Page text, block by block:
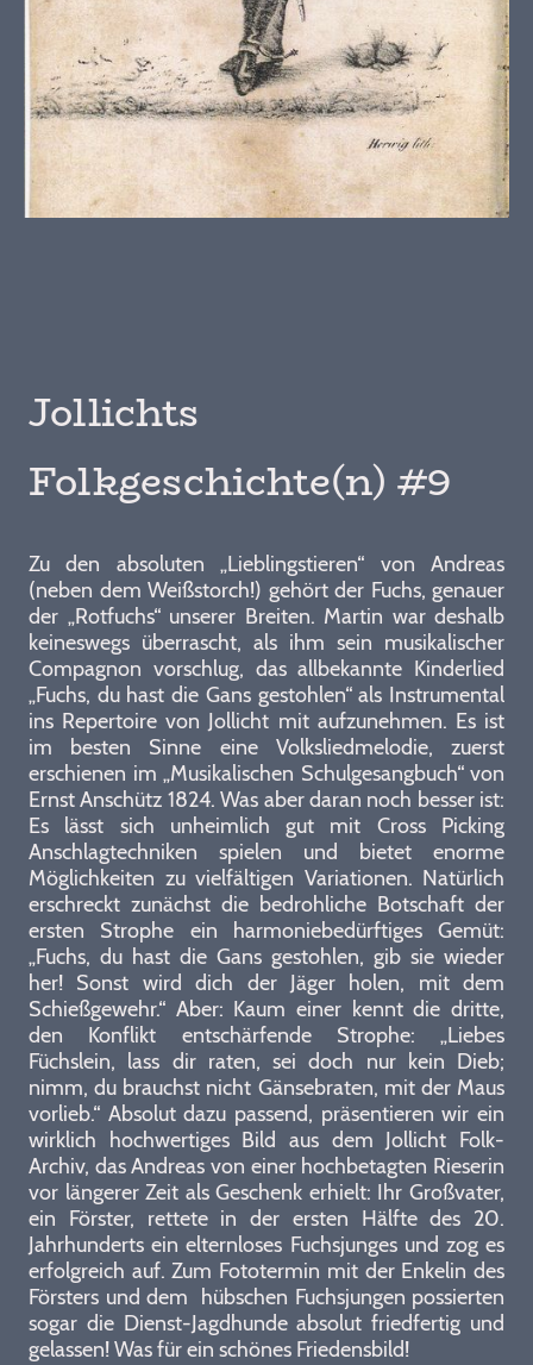
Jollichts
Folkgeschichte(n) #9
Zu den absoluten „Lieblingstieren“ von Andreas
(neben dem Weißstorch!) gehört der Fuchs, genauer
der „Rotfuchs“ unserer Breiten. Martin war deshalb
keineswegs überrascht, als ihm sein musikalischer
Compagnon vorschlug, das allbekannte Kinderlied
„Fuchs, du hast die Gans gestohlen“ als Instrumental
ins Repertoire von Jollicht mit aufzunehmen. Es ist
im besten Sinne eine Volksliedmelodie, zuerst
erschienen im „Musikalischen Schulgesangbuch“ von
Ernst Anschütz 1824. Was aber daran noch besser ist:
Es lässt sich unheimlich gut mit Cross Picking
Anschlagtechniken spielen und bietet enorme
Möglichkeiten zu vielfältigen Variationen. Natürlich
erschreckt zunächst die bedrohliche Botschaft der
ersten Strophe ein harmoniebedürftiges Gemüt:
„Fuchs, du hast die Gans gestohlen, gib sie wieder
her! Sonst wird dich der Jäger holen, mit dem
Schießgewehr.“ Aber: Kaum einer kennt die dritte,
den Konflikt entschärfende Strophe: „Liebes
Füchslein, lass dir raten, sei doch nur kein Dieb;
nimm, du brauchst nicht Gänsebraten, mit der Maus
vorlieb.“ Absolut dazu passend, präsentieren wir ein
wirklich hochwertiges Bild aus dem Jollicht Folk-
Archiv, das Andreas von einer hochbetagten Rieserin
vor längerer Zeit als Geschenk erhielt: Ihr Großvater,
ein Förster, rettete in der ersten Hälfte des 20.
Jahrhunderts ein elternloses Fuchsjunges und zog es
erfolgreich auf. Zum Fototermin mit der Enkelin des
Försters und dem hübschen Fuchsjungen possierten
sogar die Dienst-Jagdhunde absolut friedfertig und
gelassen! Was für ein schönes Friedensbild!